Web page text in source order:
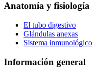
Anatomía y fisiología
El tubo digestivo
Glándulas anexas
Sistema inmunológico
Información general